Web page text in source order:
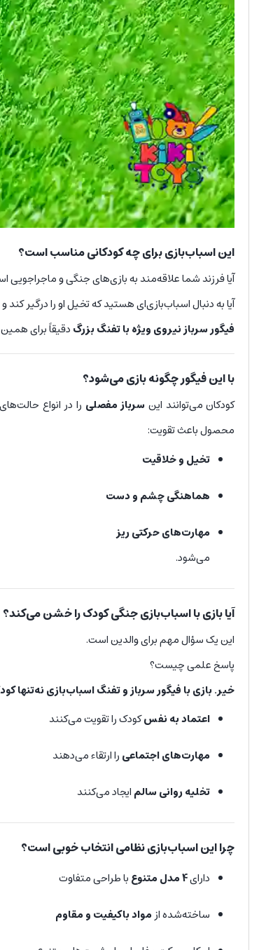
این اسباب‌بازی برای چه کودکانی مناسب است؟
آیا فرزند شما علاقه‌مند به بازی‌های جنگی و ماجراجویی
آیا به دنبال اسباب‌بازی‌ای هستید که تخیل او را درگیر
فیگور سرباز نیروی ویژه با تفنگ بزرگ دقیقاً برای
با این فیگور چگونه بازی می‌شود؟
کودکان می‌توانند این سرباز مفصلی را در انواع
محصول باعث تقویت:
تخیل و خلاقیت
هماهنگی چشم و دست
مهارت‌های حرکتی ریز
می‌شود.
آیا بازی با اسباب‌بازی جنگی کودک را خشن می‌کند؟
این یک سؤال مهم برای والدین است.
پاسخ علمی چیست؟
خیر. بازی با فیگور سرباز و تفنگ اسباب‌بازی
اعتماد به نفسکودک را تقویت می‌کنند
مهارت‌های اجتماعی را ارتقاء می‌دهند
تخلیه روانی سالم ایجاد می‌کنند
چرا این اسباب‌بازی نظامی انتخاب خوبی است؟
دارای4 مدل متنوع با طراحی متفاوت
ساخته‌شده از مواد باکیفیت و مقاوم